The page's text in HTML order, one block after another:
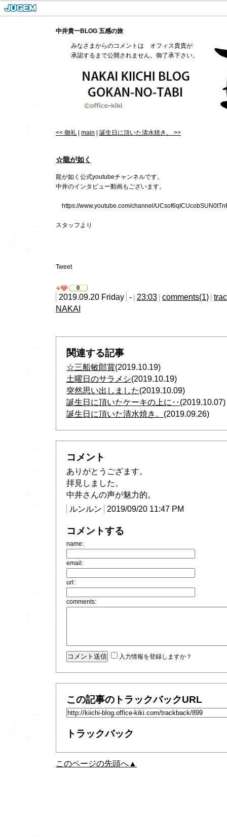
中井貴一BLOG 五感の旅
みなさまからのコメントは オフィス貴貴が
承認するまで公開されません。御了承下さい。
<< 御礼 main 誕生日に頂いた清水焼き。 >>
☆龍が如く
龍が如く公式youtubeチャンネルです。
中井のインタビュー動画もございます。
https://www.youtube.com/channel/
スタッフより
Tweet
0
2019.09.20 Friday - 23:03 comments(1)
NAKAI
関連する記事
☆三船敏郎賞(2019.10.19)
土曜日のサラメシ(2019.10.19)
突然思い出しました(2019.10.09)
誕生日に頂いたケーキの上に‥ (2019.10.07)
誕生日に頂いた清水焼き。 (2019.09.26)
コメント
ありがとうござます。
拝見しました。
中井さんの声が魅力的。
ルンルン
2019/09/20 11:47 PM
コメントする
name:
email:
url:
comments:
入力情報を登録しますか？
この記事のトラックバックURL
トラックバック
このページの先頭へ▲